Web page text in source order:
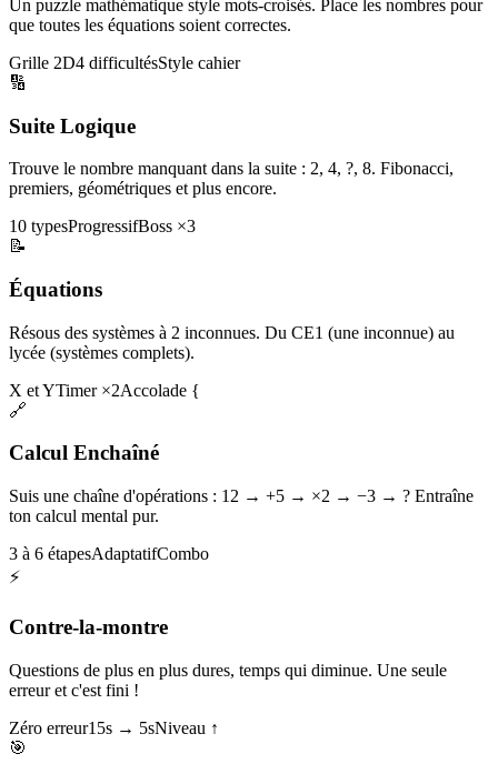
Un puzzle mathématique style mots-croisés. Place les nombres pour
que toutes les équations soient correctes.
Grille 2D4 difficultésStyle cahier
🔢
Suite Logique
Trouve le nombre manquant dans la suite : 2, 4, ?, 8. Fibonacci,
premiers, géométriques et plus encore.
10 typesProgressifBoss ×3
📝
Équations
Résous des systèmes à 2 inconnues. Du CE1 (une inconnue) au
lycée (systèmes complets).
X et YTimer ×2Accolade {
🔗
Calcul Enchaîné
Suis une chaîne d'opérations : 12 → +5 → ×2 → −3 → ? Entraîne
ton calcul mental pur.
3 à 6 étapesAdaptatifCombo
⚡
Contre-la-montre
Questions de plus en plus dures, temps qui diminue. Une seule
erreur et c'est fini !
Zéro erreur15s → 5sNiveau ↑
🎯